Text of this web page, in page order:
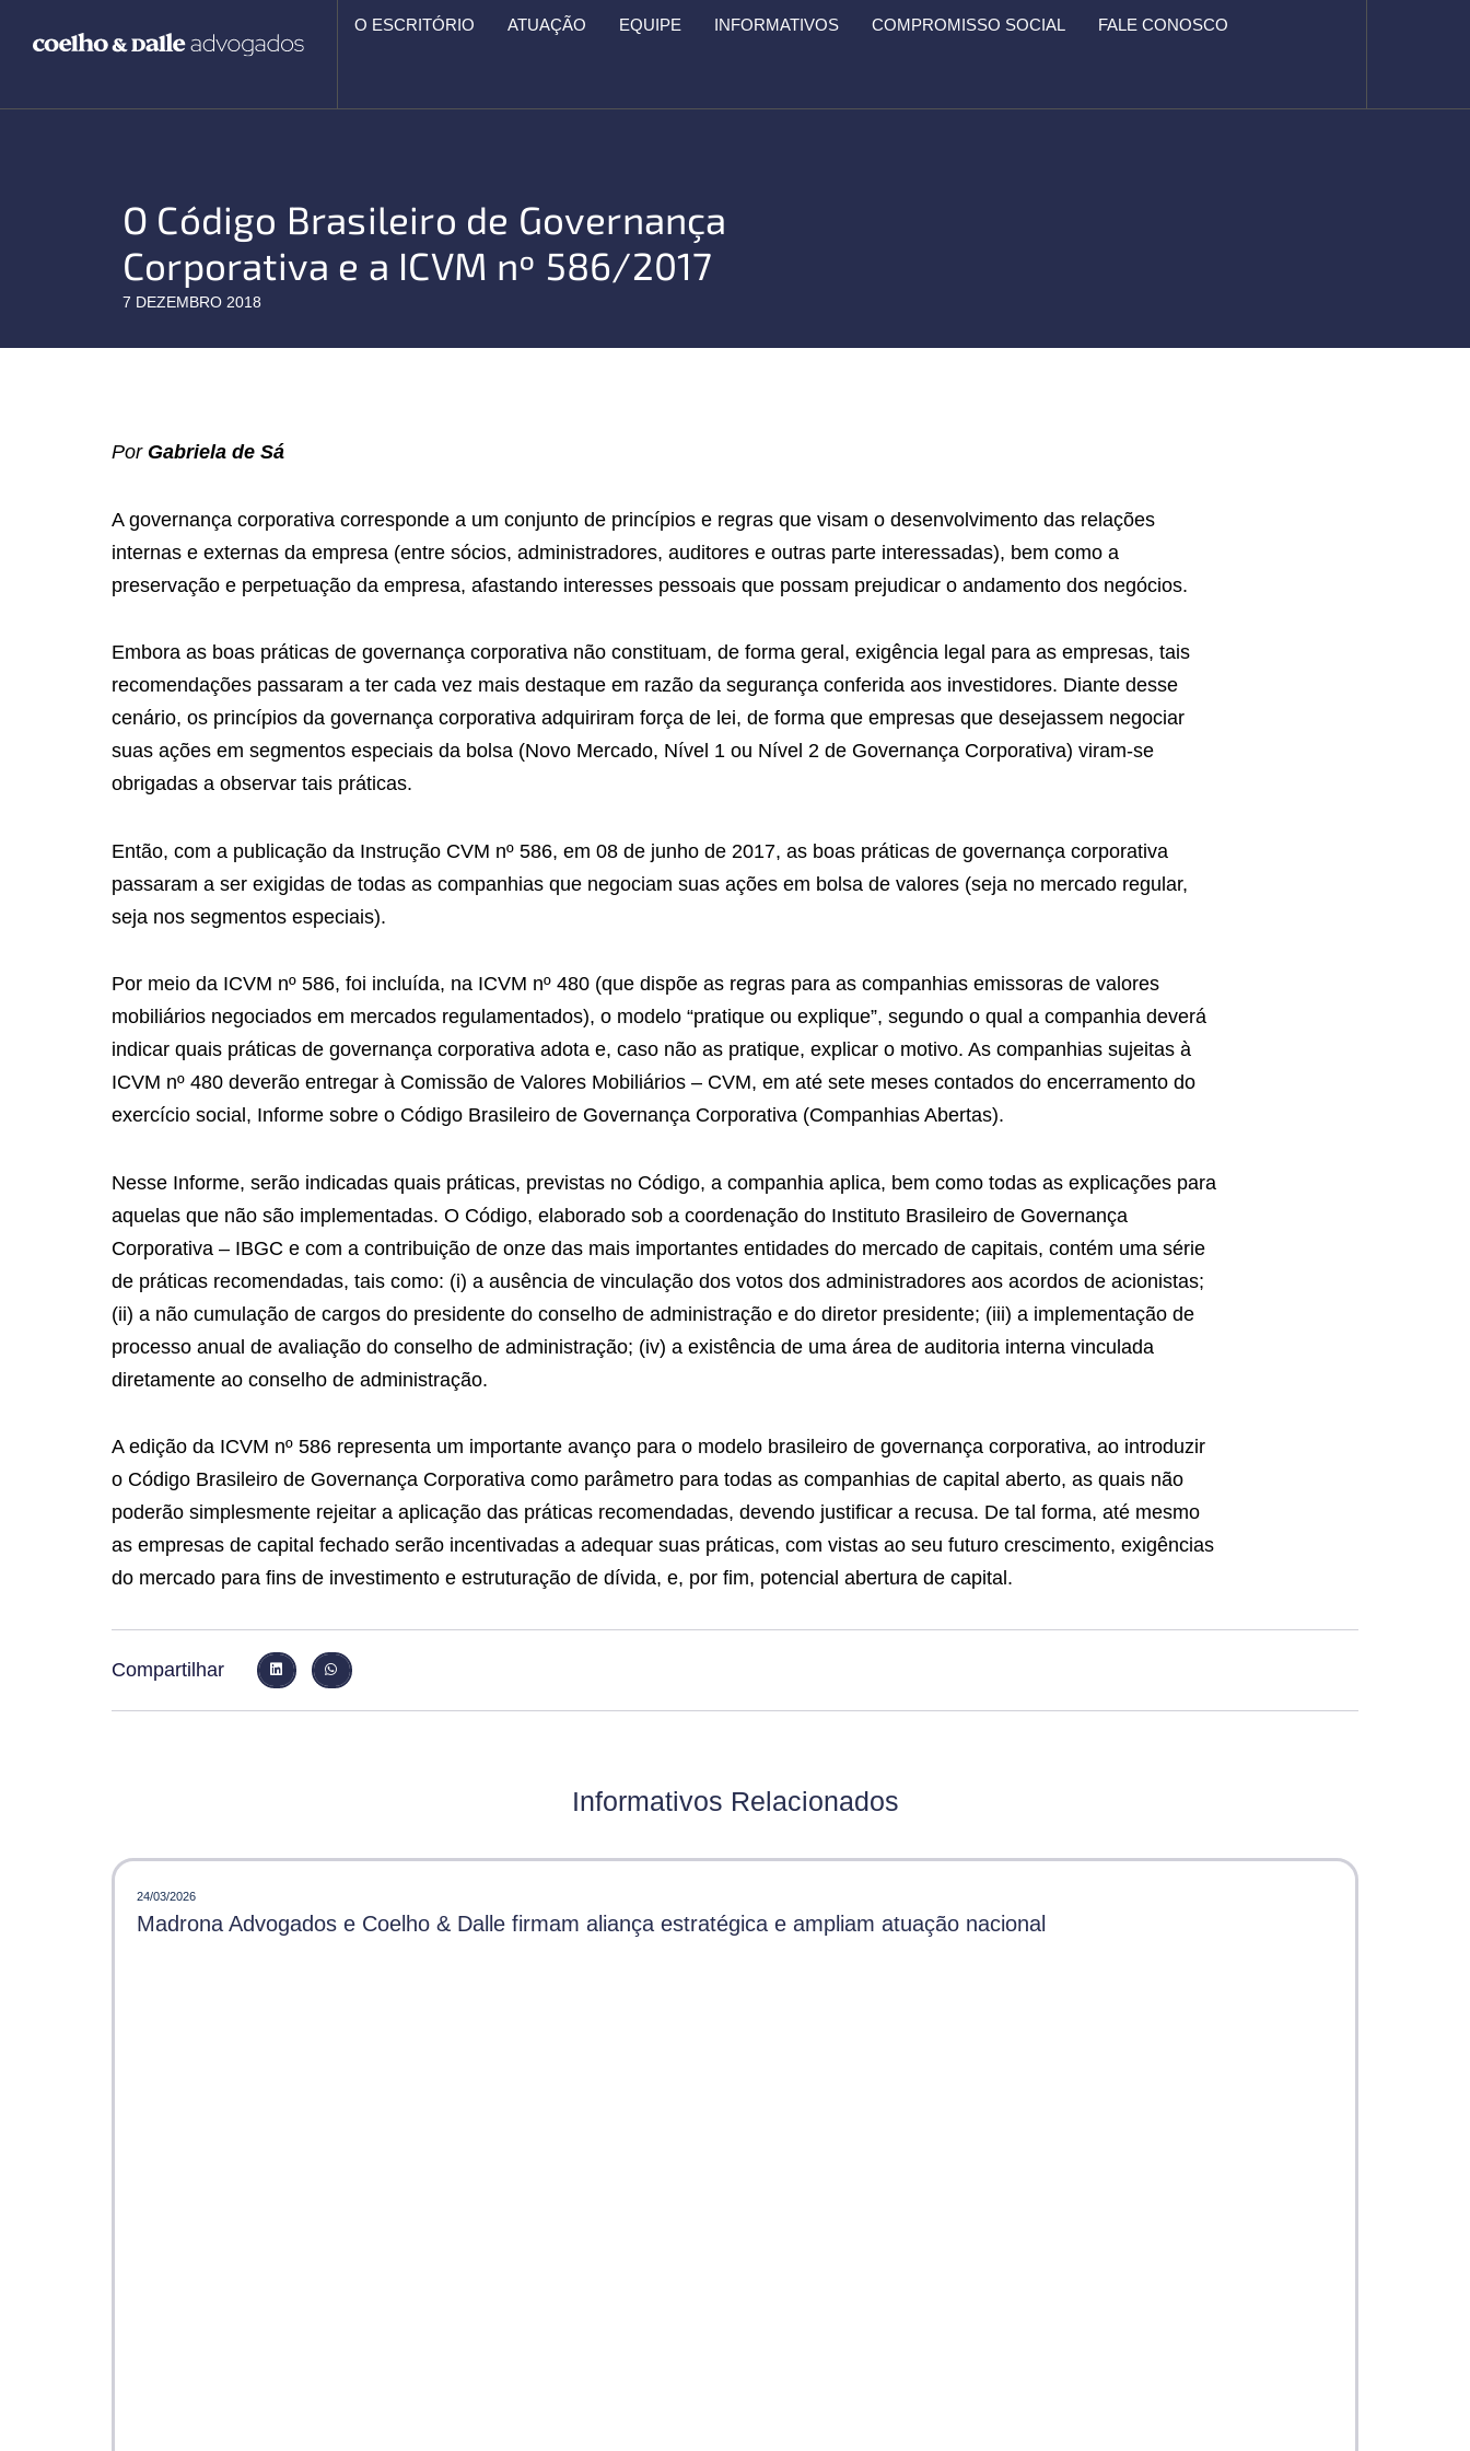
O ESCRITÓRIO ATUAÇÃO EQUIPE INFORMATIVOS COMPROMISSO SOCIAL FALE CONOSCO
O Código Brasileiro de Governança
Corporativa e a ICVM nº 586/2017
7 DEZEMBRO 2018
Por Gabriela de Sá
A governança corporativa corresponde a um conjunto de princípios e regras que visam o desenvolvimento das relações
internas e externas da empresa (entre sócios, administradores, auditores e outras parte interessadas), bem como a
preservação e perpetuação da empresa, afastando interesses pessoais que possam prejudicar o andamento dos negócios.
Embora as boas práticas de governança corporativa não constituam, de forma geral, exigência legal para as empresas, tais
recomendações passaram a ter cada vez mais destaque em razão da segurança conferida aos investidores. Diante desse
cenário, os princípios da governança corporativa adquiriram força de lei, de forma que empresas que desejassem negociar
suas ações em segmentos especiais da bolsa (Novo Mercado, Nível 1 ou Nível 2 de Governança Corporativa) viram-se
obrigadas a observar tais práticas.
Então, com a publicação da Instrução CVM nº 586, em 08 de junho de 2017, as boas práticas de governança corporativa
passaram a ser exigidas de todas as companhias que negociam suas ações em bolsa de valores (seja no mercado regular,
seja nos segmentos especiais).
Por meio da ICVM nº 586, foi incluída, na ICVM nº 480 (que dispõe as regras para as companhias emissoras de valores
mobiliários negociados em mercados regulamentados), o modelo “pratique ou explique”, segundo o qual a companhia deverá
indicar quais práticas de governança corporativa adota e, caso não as pratique, explicar o motivo. As companhias sujeitas à
ICVM nº 480 deverão entregar à Comissão de Valores Mobiliários – CVM, em até sete meses contados do encerramento do
exercício social, Informe sobre o Código Brasileiro de Governança Corporativa (Companhias Abertas).
Nesse Informe, serão indicadas quais práticas, previstas no Código, a companhia aplica, bem como todas as explicações para
aquelas que não são implementadas. O Código, elaborado sob a coordenação do Instituto Brasileiro de Governança
Corporativa – IBGC e com a contribuição de onze das mais importantes entidades do mercado de capitais, contém uma série
de práticas recomendadas, tais como: (i) a ausência de vinculação dos votos dos administradores aos acordos de acionistas;
(ii) a não cumulação de cargos do presidente do conselho de administração e do diretor presidente; (iii) a implementação de
processo anual de avaliação do conselho de administração; (iv) a existência de uma área de auditoria interna vinculada
diretamente ao conselho de administração.
A edição da ICVM nº 586 representa um importante avanço para o modelo brasileiro de governança corporativa, ao introduzir
o Código Brasileiro de Governança Corporativa como parâmetro para todas as companhias de capital aberto, as quais não
poderão simplesmente rejeitar a aplicação das práticas recomendadas, devendo justificar a recusa. De tal forma, até mesmo
as empresas de capital fechado serão incentivadas a adequar suas práticas, com vistas ao seu futuro crescimento, exigências
do mercado para fins de investimento e estruturação de dívida, e, por fim, potencial abertura de capital.
Compartilhar
Informativos Relacionados
24/03/2026
Madrona Advogados e Coelho & Dalle firmam aliança estratégica e ampliam atuação nacional